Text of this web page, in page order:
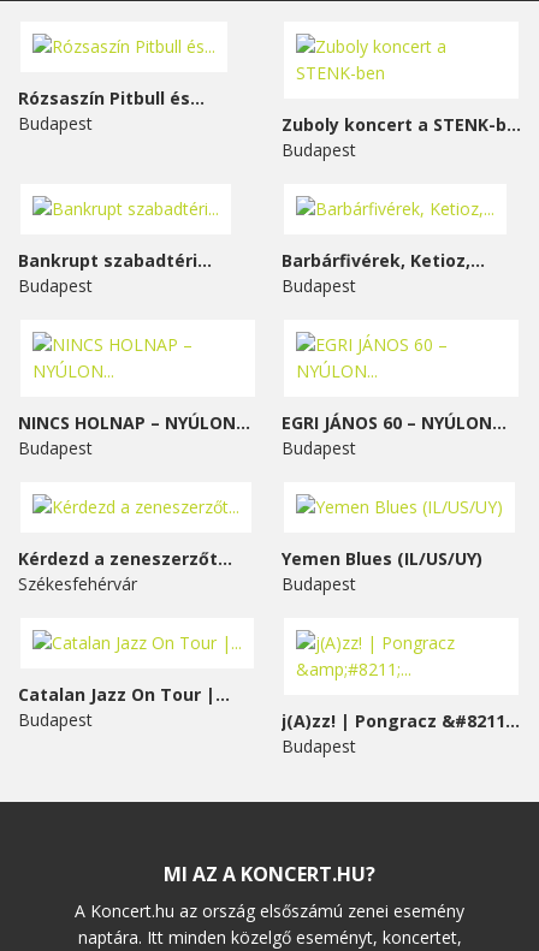
Rózsaszín Pitbull és...
Budapest
Zuboly koncert a STENK-ben
Budapest
Bankrupt szabadtéri...
Budapest
Barbárfivérek, Ketioz,...
Budapest
NINCS HOLNAP – NYÚLON...
Budapest
EGRI JÁNOS 60 – NYÚLON...
Budapest
Kérdezd a zeneszerzőt...
Székesfehérvár
Yemen Blues (IL/US/UY)
Budapest
Catalan Jazz On Tour |...
Budapest
j(A)zz! | Pongracz &#8211;...
Budapest
MI AZ A KONCERT.HU?
A Koncert.hu az ország elsőszámú zenei esemény
naptára. Itt minden közelgő eseményt, koncertet,